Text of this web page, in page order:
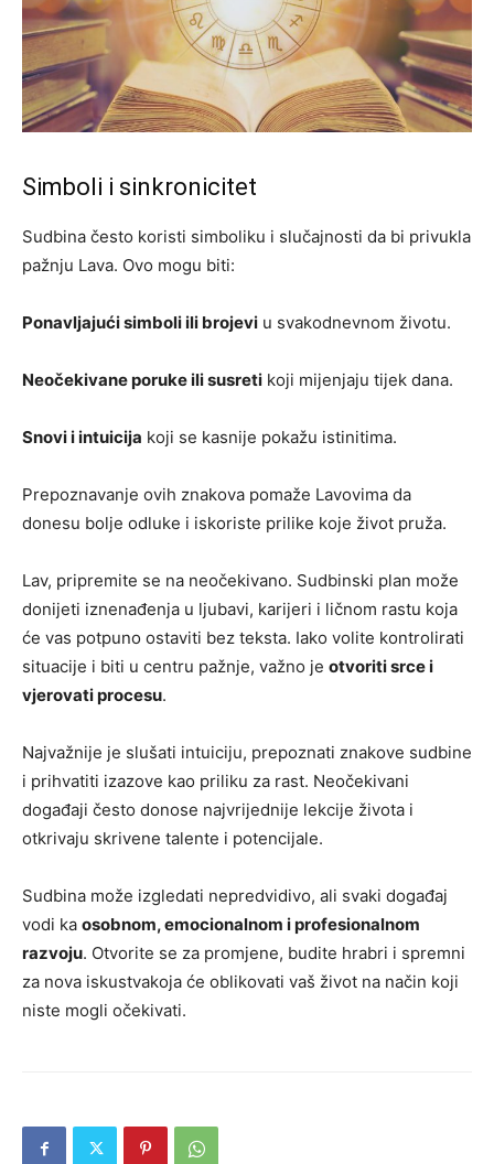
Simboli i sinkronicitet
Sudbina često koristi simboliku i slučajnosti da bi privukla
pažnju Lava. Ovo mogu biti:
Ponavljajući simboli ili brojevi u svakodnevnom životu.
Neočekivane poruke ili susreti koji mijenjaju tijek dana.
Snovi i intuicija koji se kasnije pokažu istinitima.
Prepoznavanje ovih znakova pomaže Lavovima da
donesu bolje odluke i iskoriste prilike koje život pruža.
Lav, pripremite se na neočekivano. Sudbinski plan može
donijeti iznenađenja u ljubavi, karijeri i ličnom rastu koja
će vas potpuno ostaviti bez teksta. Iako volite kontrolirati
situacije i biti u centru pažnje, važno je otvoriti srce i
vjerovati procesu.
Najvažnije je slušati intuiciju, prepoznati znakove sudbine
i prihvatiti izazove kao priliku za rast. Neočekivani
događaji često donose najvrijednije lekcije života i
otkrivaju skrivene talente i potencijale.
Sudbina može izgledati nepredvidivo, ali svaki događaj
vodi ka osobnom, emocionalnom i profesionalnom
razvoju. Otvorite se za promjene, budite hrabri i spremni
za nova iskustvakoja će oblikovati vaš život na način koji
niste mogli očekivati.